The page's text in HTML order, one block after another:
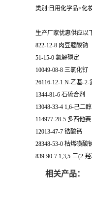
类别:日用化学品>化
生产厂家优惠供应以
822-12-8 肉豆蔻酸钠
51-15-0 氯解磷定
10049-08-8 三氯化钌
26116-12-1 N-乙基-
1344-81-6 石硫合剂
13048-33-4 1,6-己二
114977-28-5 多西他赛
12013-47-7 锆酸钙
28348-53-0 枯烯磺酸
839-90-7 1,3,5-三(2-
相关产品：